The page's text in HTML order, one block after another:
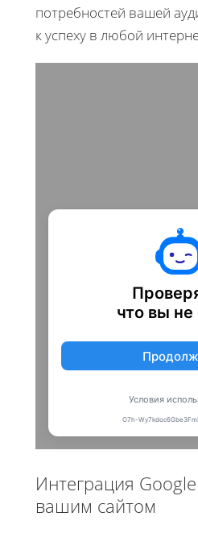
потребностей вашей
к успеху в любой
Интеграция
вашим сайтом